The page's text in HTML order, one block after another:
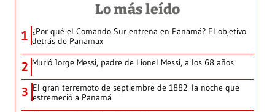
Lo más leído
1 ¿Por qué el Comando Sur entrena en Panamá? El objetivo
detrás de Panamax
2 Murió Jorge Messi, padre de Lionel Messi, a los 68 años
3 El gran terremoto de septiembre de 1882: la noche que
estremeció a Panamá